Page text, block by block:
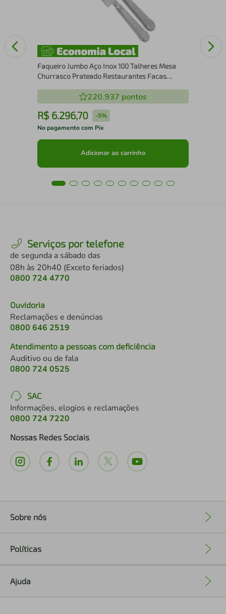
Faqueiro Jumbo Aço Inox 100 Talheres Mesa
Churrasco Prateado Restaurantes Facas
220.937 pontos
R$ 6.296,70 -5%
No pagamento com Pix
Adicionar ao carrinho
Serviços por telefone
de segunda a sábado das
08h às 20h40 (Exceto feriados)
0800 724 4770
Ouvidoria
Reclamações e denúncias
0800 646 2519
Atendimento a pessoas com deficiência
Auditivo ou de fala
0800 724 0525
SAC
Informações, elogios e reclamações
0800 724 7220
Nossas Redes Sociais
Sobre nós
Políticas
Ajuda